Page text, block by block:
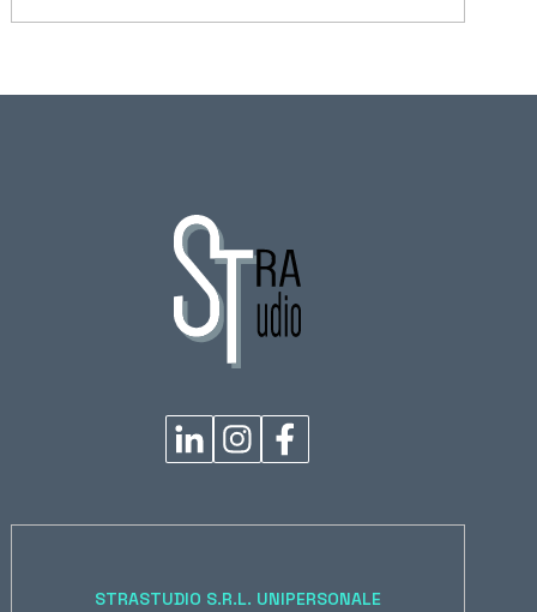
STRASTUDIO S.R.L. UNIPERSONALE